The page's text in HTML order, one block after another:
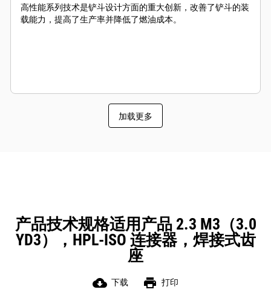
高性能系列技术是铲斗设计方面的重大创新，改善了铲斗的装
载能力，提高了生产率并降低了燃油成本。
加载更多
产品技术规格适用产品 2.3 M3（3.0
YD3），HPL-ISO 连接器，焊接式齿
座
cloud_download 下载 print 打印